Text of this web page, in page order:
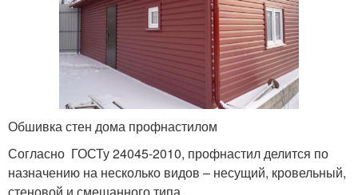
Обшивка стен дома профнастилом
Согласно ГОСТу 24045-2010, профнастил делится по
назначению на несколько видов – несущий, кровельный,